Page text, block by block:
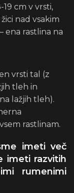
cm v vrsti,
nad vsakim
ena rastlina na
vrsti tal (z
tleh in
lažjih tleh).
rastlinam.
imeti več
imeti razvitih
rumenimi